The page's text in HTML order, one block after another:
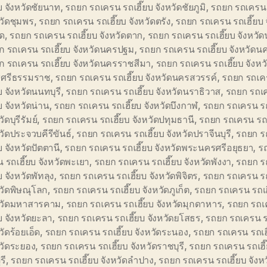
จังหวัดชัยนาท, รถยก รถเครน รถเฮี๊ยบ จังหวัดชัยภูมิ, รถยก รถเคร
ดชุมพร, รถยก รถเครน รถเฮี๊ยบ จังหวัดตรัง, รถยก รถเครน รถเฮี๊ยบ
, รถยก รถเครน รถเฮี๊ยบ จังหวัดตาก, รถยก รถเครน รถเฮี๊ยบ จังหวั
รถเครน รถเฮี๊ยบ จังหวัดนครปฐม, รถยก รถเครน รถเฮี๊ยบ จังหวัด
รถเครน รถเฮี๊ยบ จังหวัดนครราชสีมา, รถยก รถเครน รถเฮี๊ยบ จังห
รีธรรมราช, รถยก รถเครน รถเฮี๊ยบ จังหวัดนครสวรรค์, รถยก รถเ
จังหวัดนนทบุรี, รถยก รถเครน รถเฮี๊ยบ จังหวัดนราธิวาส, รถยก รถ
จังหวัดน่าน, รถยก รถเครน รถเฮี๊ยบ จังหวัดบึงกาฬ, รถยก รถเครน ร
ดบุรีรัมย์, รถยก รถเครน รถเฮี๊ยบ จังหวัดปทุมธานี, รถยก รถเครน ร
ดประจวบคีรีขันธ์, รถยก รถเครน รถเฮี๊ยบ จังหวัดปราจีนบุรี, รถยก
จังหวัดปัตตานี, รถยก รถเครน รถเฮี๊ยบ จังหวัดพระนครศรีอยุธยา, ร
รถเฮี๊ยบ จังหวัดพะเยา, รถยก รถเครน รถเฮี๊ยบ จังหวัดพังงา, รถยก
จังหวัดพัทลุง, รถยก รถเครน รถเฮี๊ยบ จังหวัดพิจิตร, รถยก รถเครน ร
ดพิษณุโลก, รถยก รถเครน รถเฮี๊ยบ จังหวัดภูเก็ต, รถยก รถเครน รถ
ดมหาสารคาม, รถยก รถเครน รถเฮี๊ยบ จังหวัดมุกดาหาร, รถยก รถ
จังหวัดยะลา, รถยก รถเครน รถเฮี๊ยบ จังหวัดยโสธร, รถยก รถเครน
ดร้อยเอ็ด, รถยก รถเครน รถเฮี๊ยบ จังหวัดระนอง, รถยก รถเครน รถ
ดระยอง, รถยก รถเครน รถเฮี๊ยบ จังหวัดราชบุรี, รถยก รถเครน รถเ
, รถยก รถเครน รถเฮี๊ยบ จังหวัดลำปาง, รถยก รถเครน รถเฮี๊ยบ จัง